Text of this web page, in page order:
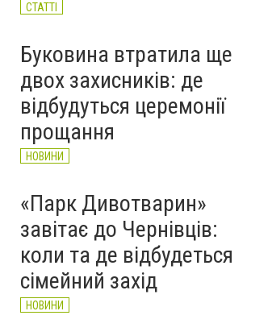
СТАТТІ
Буковина втратила ще
двох захисників: де
відбудуться церемонії
прощання
НОВИНИ
«Парк Дивотварин»
завітає до Чернівців:
коли та де відбудеться
сімейний захід
НОВИНИ